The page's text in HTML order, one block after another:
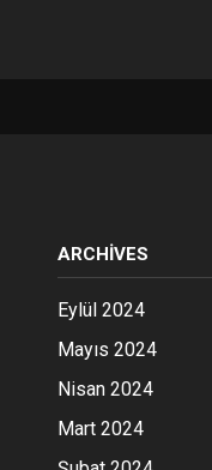
ARCHIVES
Eylül 2024
Mayıs 2024
Nisan 2024
Mart 2024